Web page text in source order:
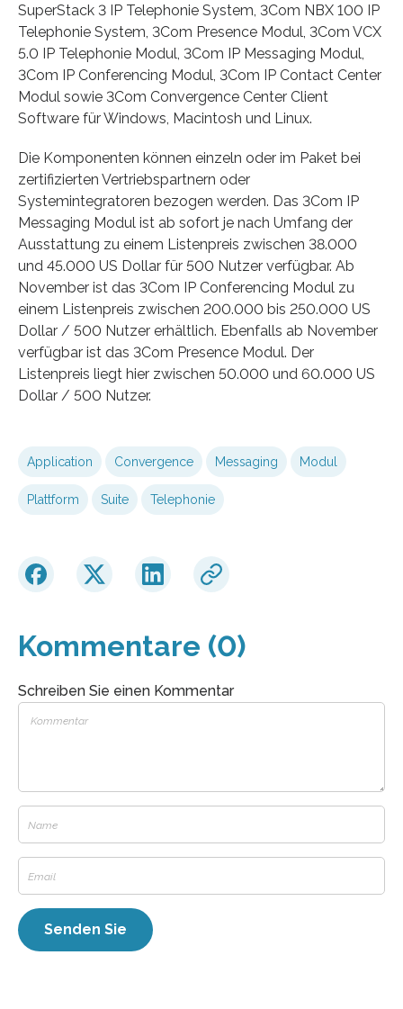
SuperStack 3 IP Telephonie System, 3Com NBX 100 IP
Telephonie System, 3Com Presence Modul, 3Com VCX
5.0 IP Telephonie Modul, 3Com IP Messaging Modul,
3Com IP Conferencing Modul, 3Com IP Contact Center
Modul sowie 3Com Convergence Center Client
Software für Windows, Macintosh und Linux.
Die Komponenten können einzeln oder im Paket bei
zertifizierten Vertriebspartnern oder
Systemintegratoren bezogen werden. Das 3Com IP
Messaging Modul ist ab sofort je nach Umfang der
Ausstattung zu einem Listenpreis zwischen 38.000
und 45.000 US Dollar für 500 Nutzer verfügbar. Ab
November ist das 3Com IP Conferencing Modul zu
einem Listenpreis zwischen 200.000 bis 250.000 US
Dollar / 500 Nutzer erhältlich. Ebenfalls ab November
verfügbar ist das 3Com Presence Modul. Der
Listenpreis liegt hier zwischen 50.000 und 60.000 US
Dollar / 500 Nutzer.
Application Convergence Messaging Modul
Plattform Suite Telephonie
Kommentare (0)
Schreiben Sie einen Kommentar